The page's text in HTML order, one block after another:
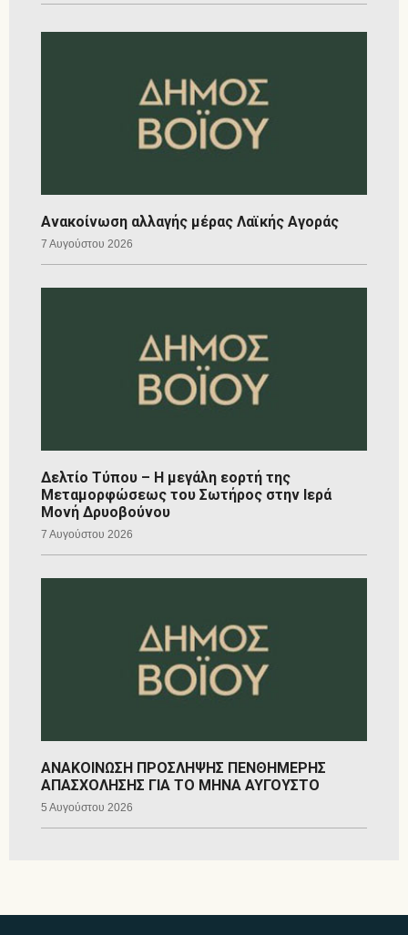
Ανακοίνωση αλλαγής μέρας Λαϊκής Αγοράς
7 Αυγούστου 2026
Δελτίο Τύπου – Η μεγάλη εορτή της
Μεταμορφώσεως του Σωτήρος στην Ιερά
Μονή Δρυοβούνου
7 Αυγούστου 2026
ΑΝΑΚΟΙΝΩΣΗ ΠΡΟΣΛΗΨΗΣ ΠΕΝΘΗΜΕΡΗΣ
ΑΠΑΣΧΟΛΗΣΗΣ ΓΙΑ ΤΟ ΜΗΝΑ ΑΥΓΟΥΣΤΟ
5 Αυγούστου 2026